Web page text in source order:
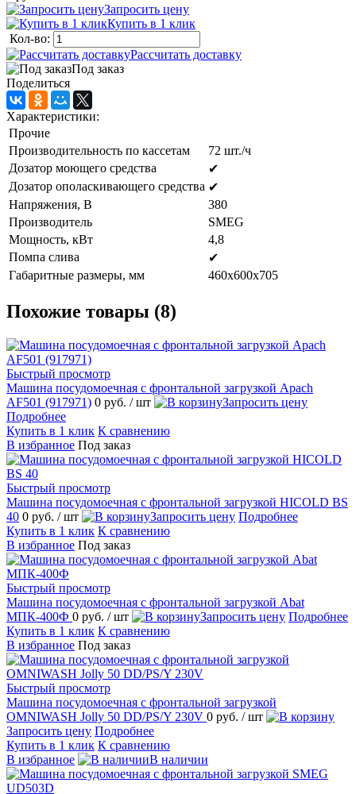
Запросить цену
Купить в 1 клик
Кол-во:
Рассчитать доставку
Под заказ
Поделиться
Характеристики:
Прочие
Производительность по кассетам
72 шт./ч
Дозатор моющего средства
✔
Дозатор ополаскивающего средства ✔
Напряжения, В
380
Производитель
SMEG
Мощность, кВт
4,8
Помпа слива
✔
Габаритные размеры, мм
460х600х705
Похожие товары (8)
Быстрый просмотр
Машина посудомоечная с фронтальной загрузкой Apach
AF501 (917971) 0 руб. / шт
Запросить цену
Подробнее
Купить в 1 клик К сравнению
В избранное Под заказ
Быстрый просмотр
Машина посудомоечная с фронтальной загрузкой HICOLD BS
40 0 руб. / шт Запросить цену Подробнее
Купить в 1 клик К сравнению
В избранное Под заказ
Быстрый просмотр
Машина посудомоечная с фронтальной загрузкой Abat
МПК-400Ф 0 руб. / шт Запросить цену Подробнее
Купить в 1 клик К сравнению
В избранное Под заказ
Быстрый просмотр
Машина посудомоечная с фронтальной загрузкой
OMNIWASH Jolly 50 DD/PS/Y 230V 0 руб. / шт
Запросить цену Подробнее
Купить в 1 клик К сравнению
В избранное
В наличии